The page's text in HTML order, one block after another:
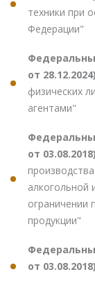
техники при
Федерации"
от 28.12.2024)
физических
агентами"
от 03.08.2018)
алкогольной
ограничении
продукции"
от 03.08.2018)